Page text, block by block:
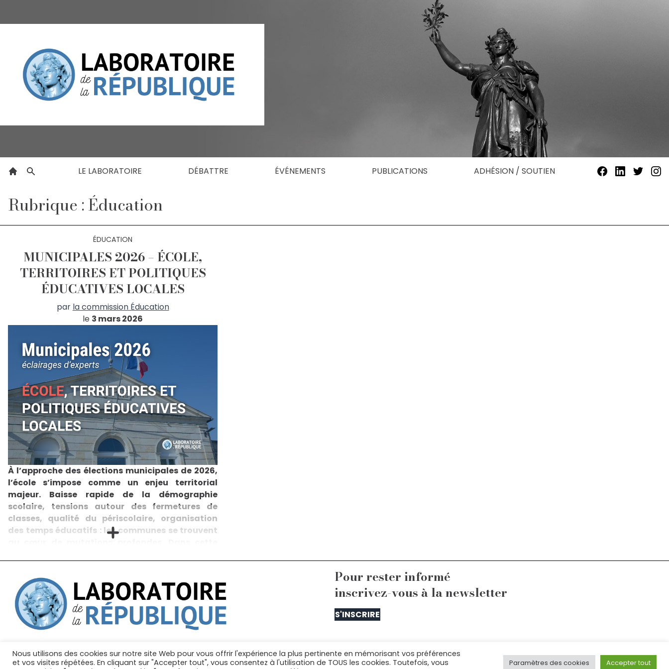
LE LABORATOIRE DÉBATTRE ÉVÉNEMENTS PUBLICATIONS ADHÉSION / SOUTIEN
Rubrique : Éducation
ÉDUCATION
MUNICIPALES 2026 – ÉCOLE,
TERRITOIRES ET POLITIQUES
ÉDUCATIVES LOCALES
par la commission Éducation
le 3 mars 2026
À l’approche des élections municipales de 2026,
l’école s’impose comme un enjeu territorial
majeur. Baisse rapide de la démographie
scolaire, tensions autour des fermetures de
classes, qualité du périscolaire, organisation
des temps éducatifs : les communes se trouvent
au cœur de mutations profondes. Dans cette
du Laboratoire de la République propose des
orientations concrètes pour faire de la politique
éducative locale un levier stratégique des
prochaines municipales.
Dans un contexte marqué par une diminution inédite
commission Éducation du Laboratoire de la
République analyse les conséquences territoriales de
Pour rester informé
inscrivez-vous à la newsletter
S'INSCRIRE
Mentions légales Gestion des cookies Nous contacter : equipe@lelaboratoiredelarepublique.fr
Nous utilisons des cookies sur notre site Web pour vous offrir l'expérience la plus pertinente en mémorisant vos préférences
et vos visites répétées. En cliquant sur "Accepter tout", vous consentez à l'utilisation de TOUS les cookies. Toutefois, vous
Paramètres des cookies Accepter tout